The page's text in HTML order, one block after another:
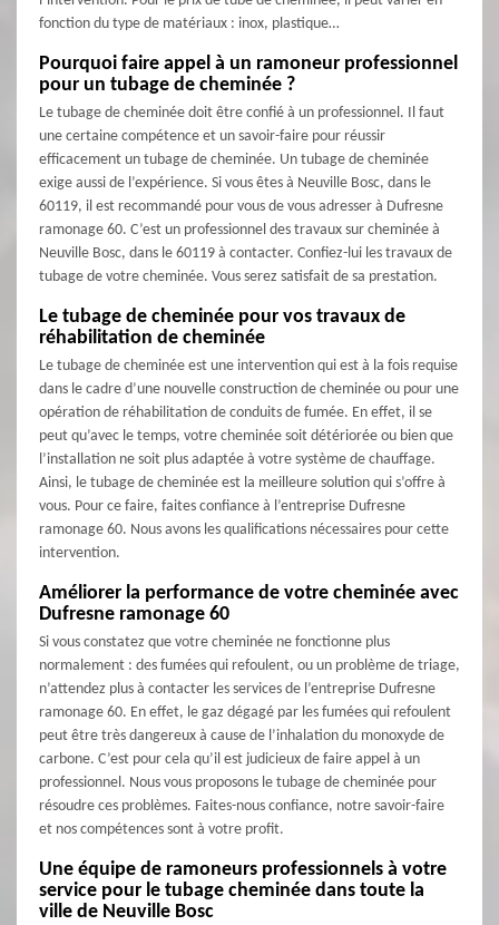
fonction du type de matériaux : inox, plastique…
Pourquoi faire appel à un ramoneur professionnel
pour un tubage de cheminée ?
Le tubage de cheminée doit être confié à un professionnel. Il faut
une certaine compétence et un savoir-faire pour réussir
efficacement un tubage de cheminée. Un tubage de cheminée
exige aussi de l’expérience. Si vous êtes à Neuville Bosc, dans le
60119, il est recommandé pour vous de vous adresser à Dufresne
ramonage 60. C’est un professionnel des travaux sur cheminée à
Neuville Bosc, dans le 60119 à contacter. Confiez-lui les travaux de
tubage de votre cheminée. Vous serez satisfait de sa prestation.
Le tubage de cheminée pour vos travaux de
réhabilitation de cheminée
Le tubage de cheminée est une intervention qui est à la fois requise
dans le cadre d’une nouvelle construction de cheminée ou pour une
opération de réhabilitation de conduits de fumée. En effet, il se
peut qu’avec le temps, votre cheminée soit détériorée ou bien que
l’installation ne soit plus adaptée à votre système de chauffage.
Ainsi, le tubage de cheminée est la meilleure solution qui s’offre à
vous. Pour ce faire, faites confiance à l’entreprise Dufresne
ramonage 60. Nous avons les qualifications nécessaires pour cette
intervention.
Améliorer la performance de votre cheminée avec
Dufresne ramonage 60
Si vous constatez que votre cheminée ne fonctionne plus
normalement : des fumées qui refoulent, ou un problème de triage,
n’attendez plus à contacter les services de l’entreprise Dufresne
ramonage 60. En effet, le gaz dégagé par les fumées qui refoulent
peut être très dangereux à cause de l’inhalation du monoxyde de
carbone. C’est pour cela qu’il est judicieux de faire appel à un
professionnel. Nous vous proposons le tubage de cheminée pour
résoudre ces problèmes. Faites-nous confiance, notre savoir-faire
et nos compétences sont à votre profit.
Une équipe de ramoneurs professionnels à votre
service pour le tubage cheminée dans toute la
ville de Neuville Bosc